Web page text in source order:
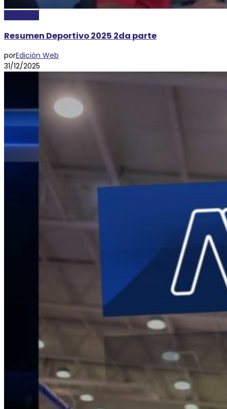
Resumen Deportivo 2025 2da parte
porEdición Web
31/12/2025